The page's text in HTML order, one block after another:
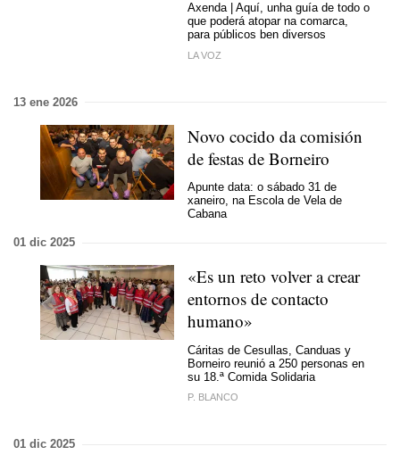
Axenda | Aquí, unha guía de todo o
que poderá atopar na comarca,
para públicos ben diversos
LA VOZ
13 ene 2026
Novo cocido da comisión
de festas de Borneiro
Apunte data: o sábado 31 de
xaneiro, na Escola de Vela de
Cabana
01 dic 2025
«Es un reto volver a crear
entornos de contacto
humano»
Cáritas de Cesullas, Canduas y
Borneiro reunió a 250 personas en
su 18.ª Comida Solidaria
P. BLANCO
01 dic 2025